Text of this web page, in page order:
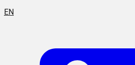
EN